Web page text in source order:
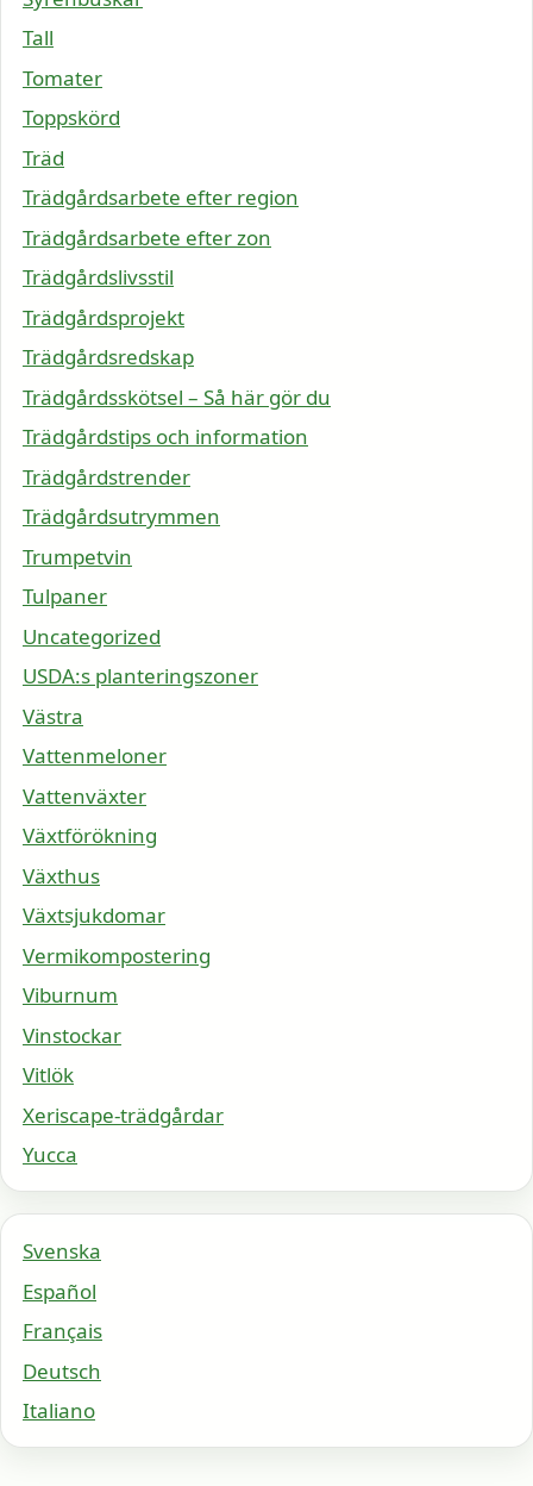
Tall
Tomater
Toppskörd
Träd
Trädgårdsarbete efter region
Trädgårdsarbete efter zon
Trädgårdslivsstil
Trädgårdsprojekt
Trädgårdsredskap
Trädgårdsskötsel – Så här gör du
Trädgårdstips och information
Trädgårdstrender
Trädgårdsutrymmen
Trumpetvin
Tulpaner
Uncategorized
USDA:s planteringszoner
Västra
Vattenmeloner
Vattenväxter
Växtförökning
Växthus
Växtsjukdomar
Vermikompostering
Viburnum
Vinstockar
Vitlök
Xeriscape-trädgårdar
Yucca
Svenska
Español
Français
Deutsch
Italiano